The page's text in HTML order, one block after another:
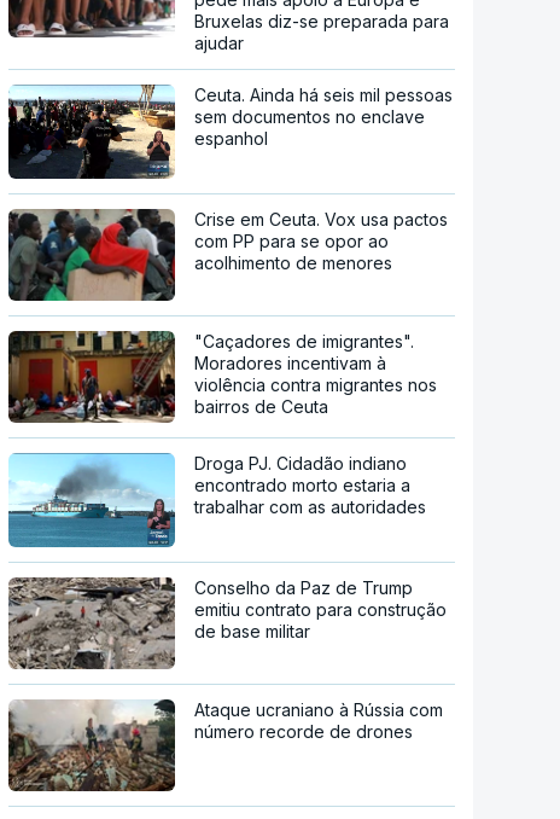
Bruxelas diz-se preparada para
ajudar
Ceuta. Ainda há seis mil pessoas
sem documentos no enclave
espanhol
Crise em Ceuta. Vox usa pactos
com PP para se opor ao
acolhimento de menores
"Caçadores de imigrantes".
Moradores incentivam à
violência contra migrantes nos
bairros de Ceuta
Droga PJ. Cidadão indiano
encontrado morto estaria a
trabalhar com as autoridades
Conselho da Paz de Trump
emitiu contrato para construção
de base militar
Ataque ucraniano à Rússia com
número recorde de drones